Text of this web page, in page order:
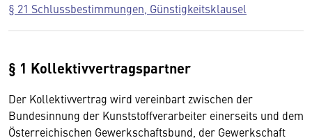
§ 21 Schlussbestimmungen, Günstigkeitsklausel
§ 1 Kollektivvertragspartner
Der Kollektivvertrag wird vereinbart zwischen der
Bundesinnung der Kunststoffverarbeiter einerseits und dem
Österreichischen Gewerkschaftsbund, der Gewerkschaft